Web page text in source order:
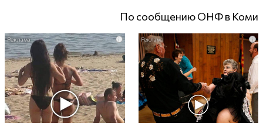
По сообщению ОНФ в Коми
i i